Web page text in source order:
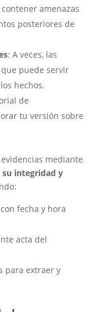
amenazas
posteriores de
: A veces, las
puede servir
hechos.
de
tu versión sobre
mediante
integridad y
fecha y hora
acta del
para extraer y